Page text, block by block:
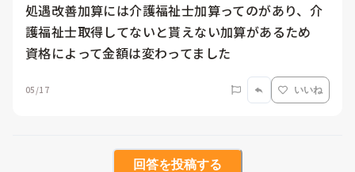
処遇改善加算には介護福祉士加算ってのがあり、介
護福祉士取得してないと貰えない加算があるため
資格によって金額は変わってました
05/17 いいね
回答を投稿する